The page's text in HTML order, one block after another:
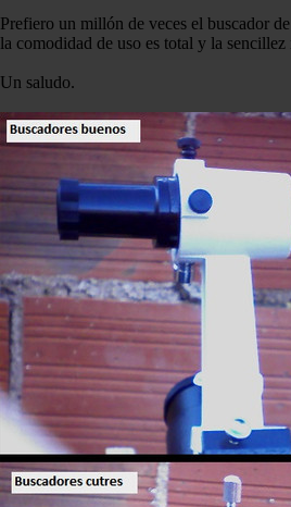
Prefiero un millón de veces el buscador
la comodidad de uso es total y la sencillez
Un saludo.